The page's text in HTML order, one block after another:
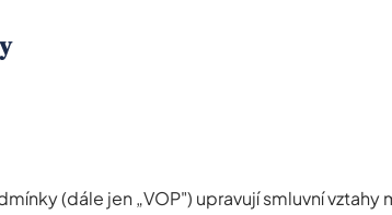
(dále jen „VOP") upravují smluvní vztahy